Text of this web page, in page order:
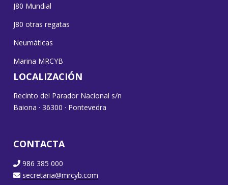
J80 Mundial
J80 otras regatas
Neumáticas
Marina MRCYB
LOCALIZACIÓN
Recinto del Parador Nacional s/n
Baiona · 36300 · Pontevedra
CONTACTA
986 385 000
secretaria@mrcyb.com